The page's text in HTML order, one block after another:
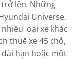
lên. Những
Universe,
loại xe khác
thuê xe 45 chỗ,
hạn hoặc một